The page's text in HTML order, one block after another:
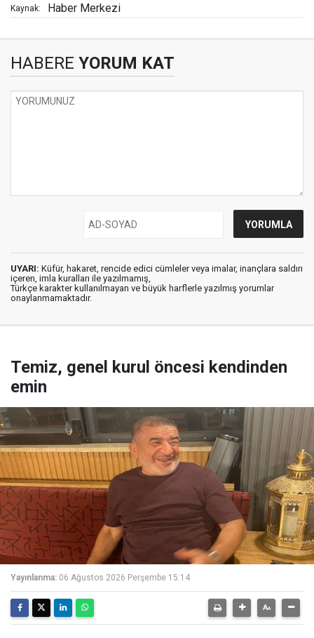
Kaynak: Haber Merkezi
HABERE YORUM KAT
UYARI: Küfür, hakaret, rencide edici cümleler veya imalar, inançlara saldırı
içeren, imla kuralları ile yazılmamış,
Türkçe karakter kullanılmayan ve büyük harflerle yazılmış yorumlar
onaylanmamaktadır.
Temiz, genel kurul öncesi kendinden
emin
Yayınlanma: 06 Ağustos 2026 Perşembe 15:14